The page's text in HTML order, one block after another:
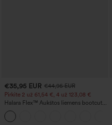
€35,95 EUR €44,95 EUR
Pirkite 2 už 61,54 €, 4 už 123,08 €
Halara Flex™ Aukštos liemens bootcut
džinsai su kišenėmis ir nuplautu efektu,
kasdieniai